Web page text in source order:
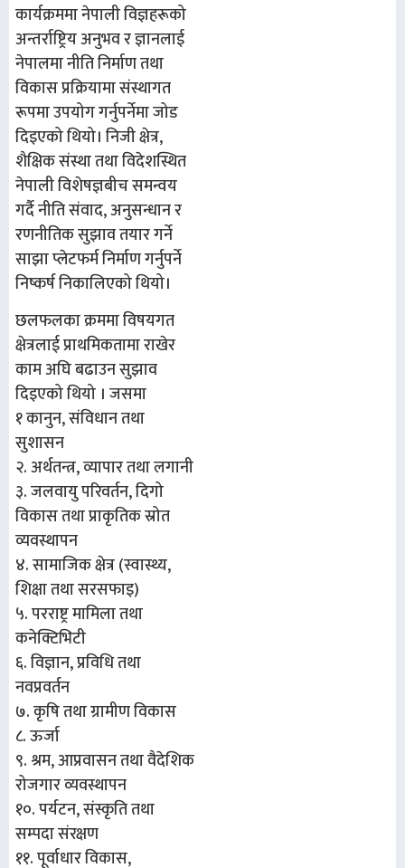
कार्यक्रममा नेपाली विज्ञहरूको
अन्तर्राष्ट्रिय अनुभव र ज्ञानलाई
नेपालमा नीति निर्माण तथा
विकास प्रक्रियामा संस्थागत
रूपमा उपयोग गर्नुपर्नेमा जोड
दिइएको थियो। निजी क्षेत्र,
शैक्षिक संस्था तथा विदेशस्थित
नेपाली विशेषज्ञबीच समन्वय
गर्दै नीति संवाद, अनुसन्धान र
रणनीतिक सुझाव तयार गर्ने
साझा प्लेटफर्म निर्माण गर्नुपर्ने
निष्कर्ष निकालिएको थियो।
छलफलका क्रममा विषयगत
क्षेत्रलाई प्राथमिकतामा राखेर
काम अघि बढाउन सुझाव
दिइएको थियो । जसमा
१ कानुन, संविधान तथा
सुशासन
२. अर्थतन्त्र, व्यापार तथा लगानी
३. जलवायु परिवर्तन, दिगो
विकास तथा प्राकृतिक स्रोत
व्यवस्थापन
४. सामाजिक क्षेत्र (स्वास्थ्य,
शिक्षा तथा सरसफाइ)
५. परराष्ट्र मामिला तथा
कनेक्टिभिटी
६. विज्ञान, प्रविधि तथा
नवप्रवर्तन
७. कृषि तथा ग्रामीण विकास
८. ऊर्जा
९. श्रम, आप्रवासन तथा वैदेशिक
रोजगार व्यवस्थापन
१०. पर्यटन, संस्कृति तथा
सम्पदा संरक्षण
११. पूर्वाधार विकास,